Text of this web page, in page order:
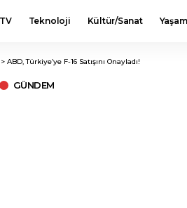
Teknoloji Kültür/Sanat Yaşam
> ABD, Türkiye’ye F-16 Satışını Onayladı!
GÜNDEM